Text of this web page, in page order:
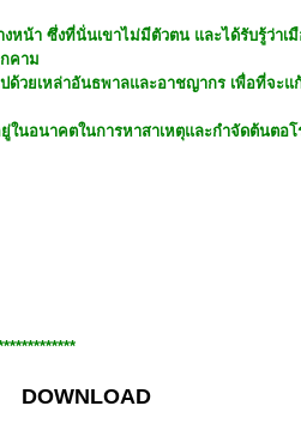
น้า ซึ่งที่นั่นเขาไม่มีตัวตน และได้รับรู้ว่าเมื
คาม
ด้วยเหล่าอันธพาลและอาชญากร เพื่อที่จะแ
นอนาคตในการหาสาเหตุและกำจัดต้นตอโ
DOWNLOAD